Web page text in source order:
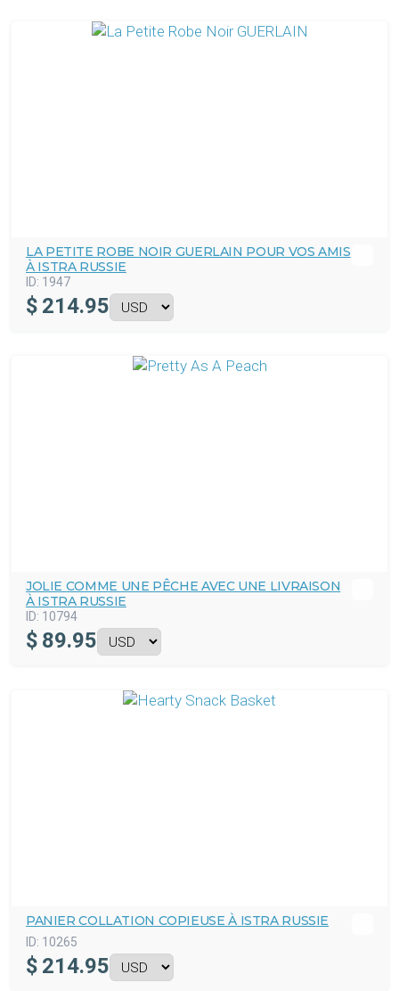
LA PETITE ROBE NOIR GUERLAIN POUR VOS AMIS
À ISTRA RUSSIE
ID: 1947
$ 214.95
JOLIE COMME UNE PÊCHE AVEC UNE LIVRAISON
À ISTRA RUSSIE
ID: 10794
$ 89.95
PANIER COLLATION COPIEUSE À ISTRA RUSSIE
ID: 10265
$ 214.95